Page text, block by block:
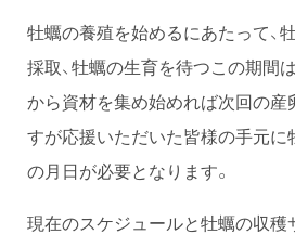
牡蠣の養殖を始めるにあたって、
採取、牡蠣の生育を待つこの期間
から資材を集め始めれば次回の産
すが応援いただいた皆様の手元
の月日が必要となります。
現在のスケジュールと牡蠣の収穫